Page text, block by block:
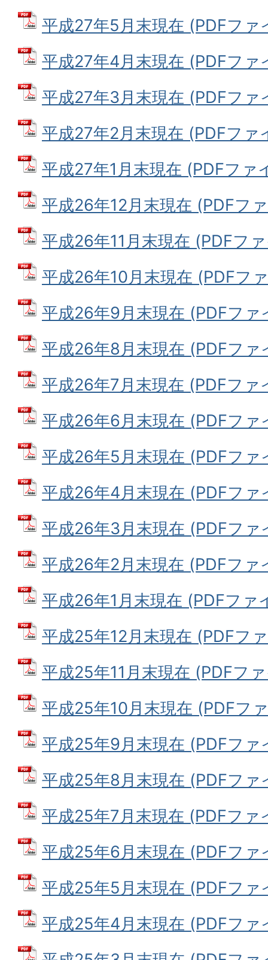
平成27年5月末現在 (PDFファ
平成27年4月末現在 (PDFファ
平成27年3月末現在 (PDFファ
平成27年2月末現在 (PDFファ
平成27年1月末現在 (PDFファ
平成26年12月末現在 (PDFフ
平成26年11月末現在 (PDFフ
平成26年10月末現在 (PDFフ
平成26年9月末現在 (PDFフ
平成26年8月末現在 (PDFフ
平成26年7月末現在 (PDFファ
平成26年6月末現在 (PDFフ
平成26年5月末現在 (PDFフ
平成26年4月末現在 (PDFフ
平成26年3月末現在 (PDFフ
平成26年2月末現在 (PDFファ
平成26年1月末現在 (PDFファ
平成25年12月末現在 (PDFフ
平成25年11月末現在 (PDFフ
平成25年10月末現在 (PDFフ
平成25年9月末現在 (PDFフ
平成25年8月末現在 (PDFフ
平成25年7月末現在 (PDFファ
平成25年6月末現在 (PDFフ
平成25年5月末現在 (PDFフ
平成25年4月末現在 (PDFフ